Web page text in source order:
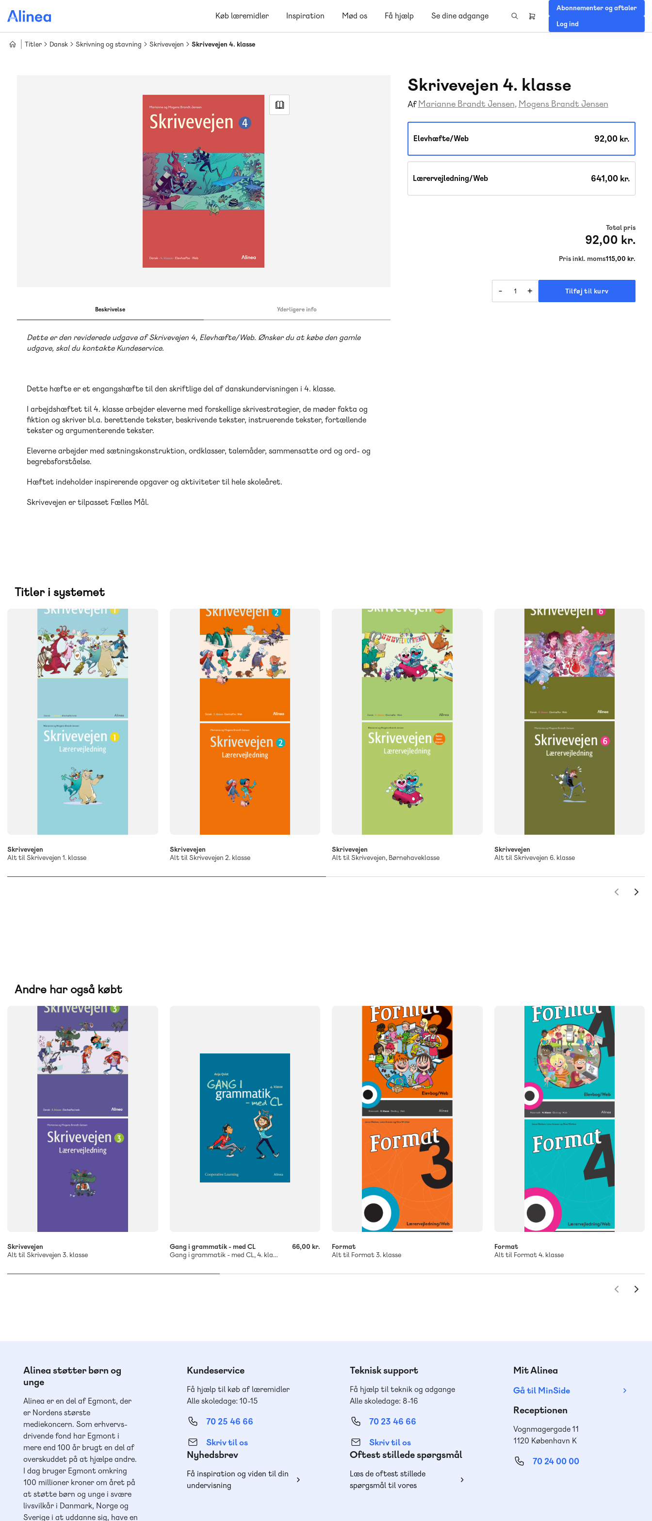
hovedindhold
Køb læremidler Inspiration Mød os Få hjælp Se dine adgange
Header
Abonnementer og aftaler
Log ind
Titler Dansk Skrivning og stavning Skrivevejen Skrivevejen 4. klasse
Skrivevejen 4. klasse
Af Marianne Brandt Jensen Mogens Brandt Jensen
Elevhæfte/Web 92,00 kr.
Lærervejledning/Web 641,00 kr.
Total pris
92,00 kr.
Pris inkl. moms115,00 kr.
- + Tilføj til kurv
Beskrivelse Yderligere info
Dette er den reviderede udgave af Skrivevejen 4, Elevhæfte/Web. Ønsker du at købe den gamle
udgave, skal du kontakte Kundeservice.
Dette hæfte er et engangshæfte til den skriftlige del af danskundervisningen i 4. klasse.
I arbejdshæftet til 4. klasse arbejder eleverne med forskellige skrivestrategier, de møder fakta og
fiktion og skriver bl.a. berettende tekster, beskrivende tekster, instruerende tekster, fortællende
tekster og argumenterende tekster.
Eleverne arbejder med sætningskonstruktion, ordklasser, talemåder, sammensatte ord og ord- og
begrebsforståelse.
Hæftet indeholder inspirerende opgaver og aktiviteter til hele skoleåret.
Skrivevejen er tilpasset Fælles Mål.
Titler i systemet
SYSTEM
Skrivevejen
NIVEAU
Skrivevejen
Alt til Skrivevejen 1. klasse
Skrivevejen
Skrivevejen
Alt til Skrivevejen 2. klasse
Skrivevejen
NIVEAU
Skrivevejen
Alt til Skrivevejen, Børnehaveklasse
Skrivevejen
NIVEAU
6. klasse
Skrivevejen
Alt til Skrivevejen 6. klasse
Andre har også købt
Skrivevejen
NIVEAU
Skrivevejen
Alt til Skrivevejen 3. klasse
4. klasse
Engangsbog
Gang i grammatik - med CL
Gang i grammatik - med CL, 4. klasse, Elevhæfte
66,00 kr.
Matematik
3. klasse
Format
Alt til Format 3. klasse
Matematik
4. klasse
Format
Alt til Format 4. klasse
Alinea støtter børn og
unge
Alinea er en del af Egmont, der
er Nordens største
mediekoncern. Som erhvervs-
drivende fond har Egmont i
mere end 100 år brugt en del af
overskuddet på at hjælpe andre.
I dag bruger Egmont omkring
100 millioner kroner om året på
at støtte børn og unge i svære
livsvilkår i Danmark, Norge og
Sverige i at uddanne sig, have en
Kundeservice
Få hjælp til køb af læremidler
Alle skoledage: 10-15
70 25 46 66
Skriv til os
Nyhedsbrev
Få inspiration og viden til din
undervisning
Teknisk support
Få hjælp til teknik og adgange
Alle skoledage: 8-16
70 23 46 66
Skriv til os
Oftest stillede spørgsmål
Læs de oftest stillede
spørgsmål til vores
Mit Alinea
Gå til MinSide
Receptionen
Vognmagergade 11
1120 København K
70 24 00 00